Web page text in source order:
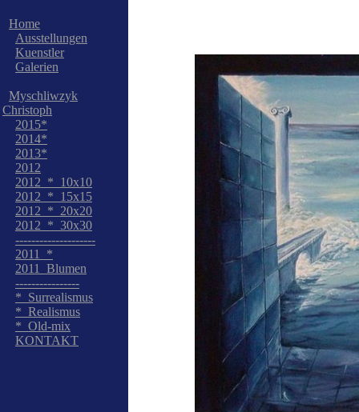
Home
Ausstellungen
Kuenstler
Galerien
Myschliwzyk
Christoph
2015*
2014*
2013*
2012
2012_*_10x10
2012_*_15x15
2012_*_20x20
2012_*_30x30
--------------------
2011_*
2011_Blumen
----------------
*_Surrealismus
*_Realismus
*_Old-mix
KONTAKT